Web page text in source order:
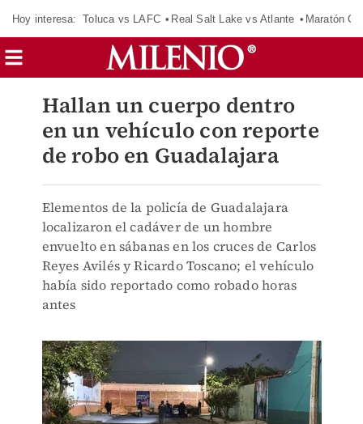
Hoy interesa: Toluca vs LAFC Real Salt Lake vs Atlante Maratón
Hallan un cuerpo dentro
en un vehículo con reporte
de robo en Guadalajara
Elementos de la policía de Guadalajara
localizaron el cadáver de un hombre
envuelto en sábanas en los cruces de Carlos
Reyes Avilés y Ricardo Toscano; el vehículo
había sido reportado como robado horas
antes